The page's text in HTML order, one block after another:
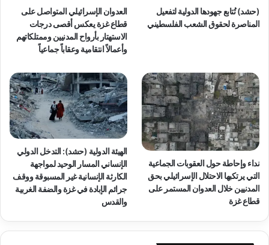
(حشد) تُتابع جهودها الدولية لتفعيل
المناصرة لحقوق الشعب الفلسطيني
العدوان الإسرائيلي المتواصل على
قطاع غزة يعكس أقصى درجات
الاستهتار بأرواح المدنيين وممتلكاتهم
وأعمالاً انتقامية وعقاباً جماعياً
نداء وإحاطة حول العقوبات الجماعية
التي يرتكبها الاحتلال الإسرائيلي بحق
المدنيين خلال العدوان المستمر على
قطاع غزة
الهيئة الدولية (حشد): التدخل الدولي
الإنساني المسار الوحيد لمواجهة
الكارثة الإنسانية غير المسبوقة ووقف
جرائم الإبادة في غزة والضفة الغربية
والقدس